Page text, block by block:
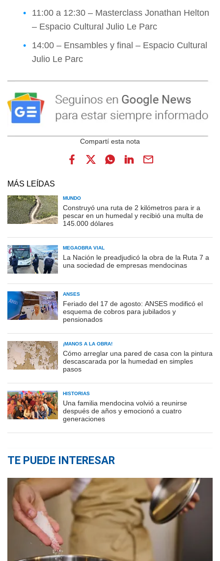
11:00 a 12:30 – Masterclass Jonathan Helton
– Espacio Cultural Julio Le Parc
14:00 – Ensambles y final – Espacio Cultural
Julio Le Parc
MÁS LEÍDAS
MUNDO
Construyó una ruta de 2 kilómetros para ir a
pescar en un humedal y recibió una multa de
145.000 dólares
MEGAOBRA VIAL
La Nación le preadjudicó la obra de la Ruta 7 a
una sociedad de empresas mendocinas
ANSES
Feriado del 17 de agosto: ANSES modificó el
esquema de cobros para jubilados y
pensionados
¡MANOS A LA OBRA!
Cómo arreglar una pared de casa con la pintura
descascarada por la humedad en simples
pasos
HISTORIAS
Una familia mendocina volvió a reunirse
después de años y emocionó a cuatro
generaciones
TE PUEDE INTERESAR